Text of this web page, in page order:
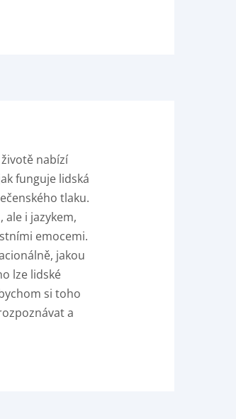
nabízí
funguje lidská
tlaku.
ale i jazykem,
emocemi.
jakou
lze lidské
si toho
a